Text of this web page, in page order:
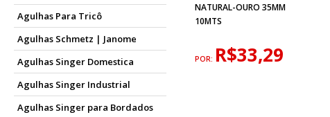
Agulhas Para Tricô
Agulhas Schmetz | Janome
Agulhas Singer Domestica
Agulhas Singer Industrial
Agulhas Singer para Bordados
NATURAL-OURO 35MM
10MTS
POR: R$33,29